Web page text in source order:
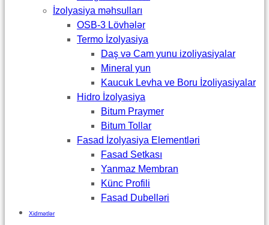
İzolyasiya məhsulları
OSB-3 Lövhələr
Termo İzolyasiya
Daş və Cam yunu izoliyasiyalar
Mineral yun
Kaucuk Levha ve Boru İzoliyasiyalar
Hidro İzolyasiya
Bitum Praymer
Bitum Tollar
Fasad İzolyasiya Elementləri
Fasad Setkası
Yanmaz Membran
Künc Profili
Fasad Dubelləri
Xidmətlər